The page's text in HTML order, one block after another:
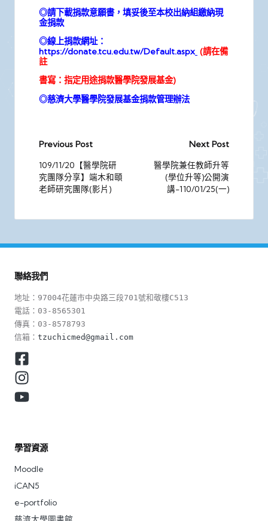
◎請下載捐款意願書，填妥後至本校出納組繳納現
金捐款
◎線上捐款網址：
https://donate.tcu.edu.tw/Default.aspx (請在備
註
書寫 ：指定用途捐款醫學院發展基金)
◎慈濟大學醫學院發展基金捐款管理辦法
Post
navigation
Previous Post
109/11/20【醫學院研
究團隊分享】端木和頤
老師研究團隊(影片)
Next Post
醫學院兼任教師升等
(學位升等)公開演
講-110/01/25(一)
聯絡我們
地址：97004花蓮市中央路三段701號和敬樓C513
電話：03-8565301
傳真：03-8578793
信箱： tzuchicmed@gmail.com
學習資源
Moodle
iCAN5
e-portfolio
慈濟大學圖書館